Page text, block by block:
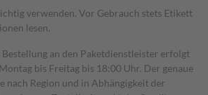
verwenden. Vor Gebrauch stets Etikett
lesen.
an den Paketdienstleister erfolgt
bis Freitag bis 18:00 Uhr. Der genaue
nach Region und in Abhängigkeit der